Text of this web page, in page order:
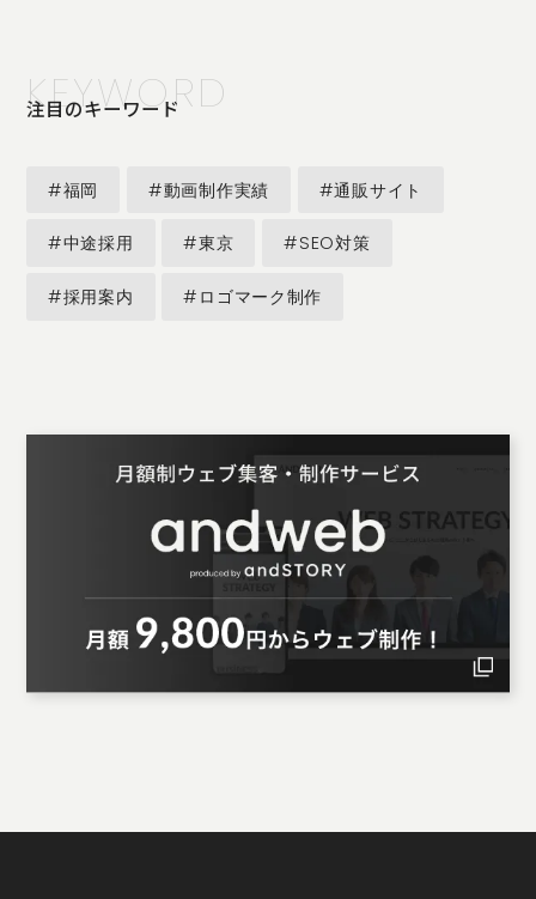
KEYWORD
注目のキーワード
#福岡 #動画制作実績 #通販サイト
#中途採用 #東京 #SEO対策
#採用案内 #ロゴマーク制作